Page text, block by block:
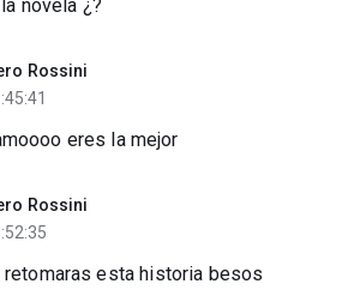
novela ¿?
Rossini
eres la mejor
Rossini
retomaras esta historia besos